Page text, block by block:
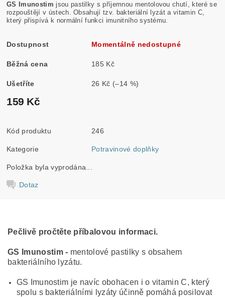
GS Imunostim jsou pastilky s příjemnou mentolovou chutí, které se
rozpouštějí v ústech. Obsahují tzv. bakteriální lyzát a vitamin C,
který přispívá k normální funkci imunitního systému.
Dostupnost Momentálně nedostupné
Běžná cena 185 Kč
Ušetříte 26 Kč (–14 %)
159 Kč
Kód produktu 246
Kategorie Potravinové doplňky
Položka byla vyprodána...
Dotaz
Pečlivě pročtěte příbalovou informaci.
GS Imunostim - mentolové pastilky s obsahem
bakteriálního lyzátu.
GS Imunostim je navíc obohacen i o vitamin C, který
spolu s bakteriálními lyzáty účinně pomáhá posilovat